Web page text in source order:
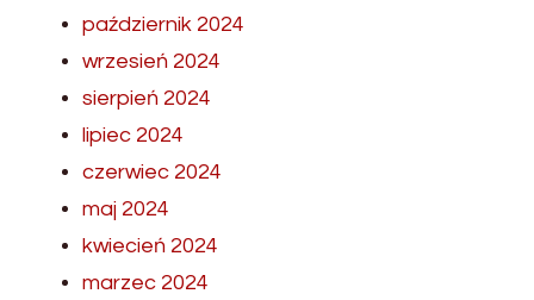
październik 2024
wrzesień 2024
sierpień 2024
lipiec 2024
czerwiec 2024
maj 2024
kwiecień 2024
marzec 2024